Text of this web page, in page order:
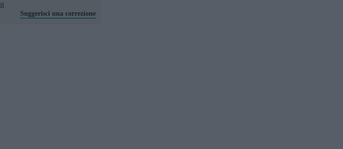
Suggerisci una correzione